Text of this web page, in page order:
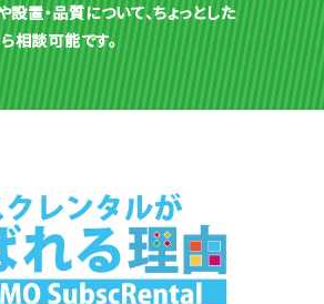
設置・品質について、ちょっとした
相談可能です。